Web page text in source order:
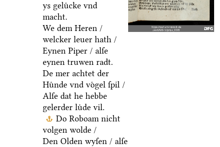
ys geluͤcke vnd
macht.
We dem Heren /
welcker leuer hath /
Eynen Piper / alſe
eynen truwen radt.
De mer achtet der
Huͤnde vnd voͤgel ſpil /
Alſe dat he hebbe
gelerder luͤde vil.
Do Roboam nicht
volgen wolde /
Den Olden wyſen / alſe